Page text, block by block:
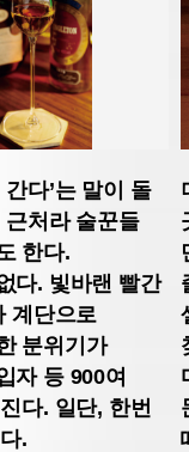
다’는 말이 돌
처라 술꾼들
한다.
다. 빛바랜 빨간
계단으로
분위기가
자 등 900여
다. 일단, 한번
.